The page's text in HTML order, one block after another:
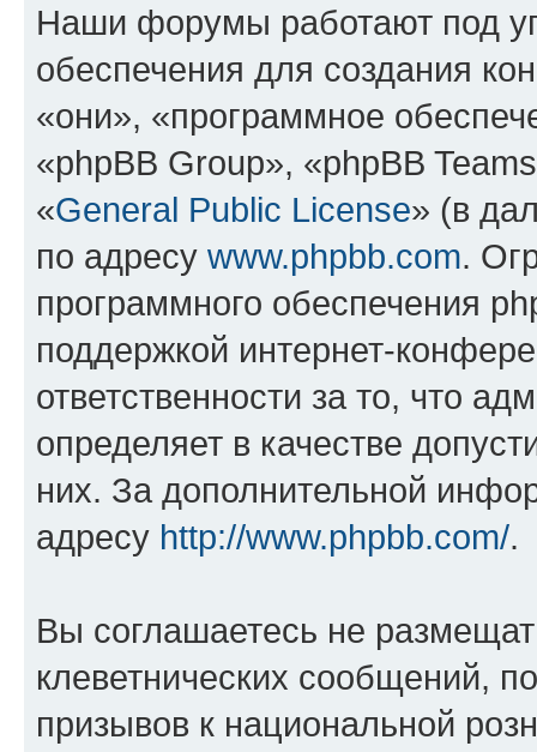
Наши форумы работают под
обеспечения для создания
«они», «программное
«phpBB Group», «phpBB
«General Public License» (в
по адресу www.phpbb.com.
программного обеспечения
поддержкой интернет-
ответственности за то, что
определяет в качестве
них. За дополнительной
адресу http://www.phpbb.com/.
Вы соглашаетесь не
клеветнических сообщений,
призывов к национальной